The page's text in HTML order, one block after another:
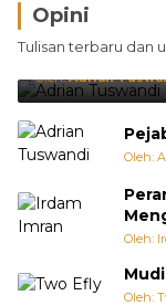
Opini
Tulisan terbaru dan
Brasil Lebih
Punya Cara
Oleh:Adrian
Oleh:
Oleh:
Oleh: